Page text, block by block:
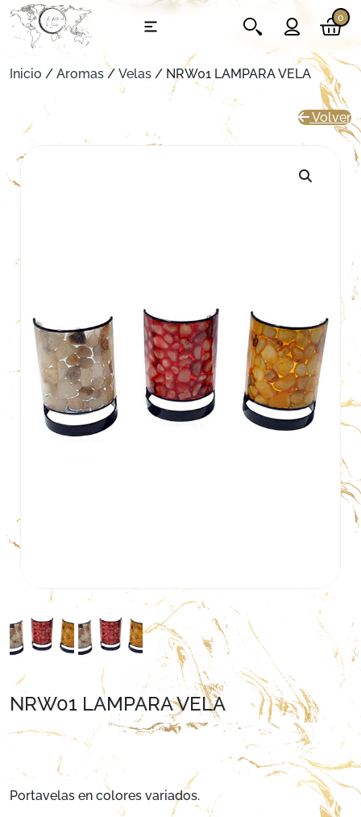
0
Inicio / Aromas / Velas / NRW01 LAMPARA VELA
Volver
NRW01 LAMPARA VELA
Portavelas en colores variados.